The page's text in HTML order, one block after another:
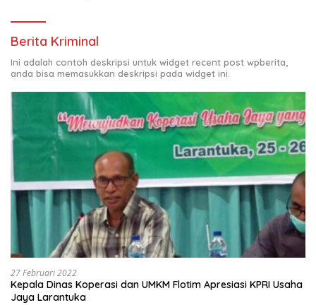
Berita Kriminal
Ini adalah contoh deskripsi untuk widget recent post wpberita,
anda bisa memasukkan deskripsi pada widget ini.
27 Februari 2022
Kepala Dinas Koperasi dan UMKM Flotim Apresiasi KPRI Usaha
Jaya Larantuka